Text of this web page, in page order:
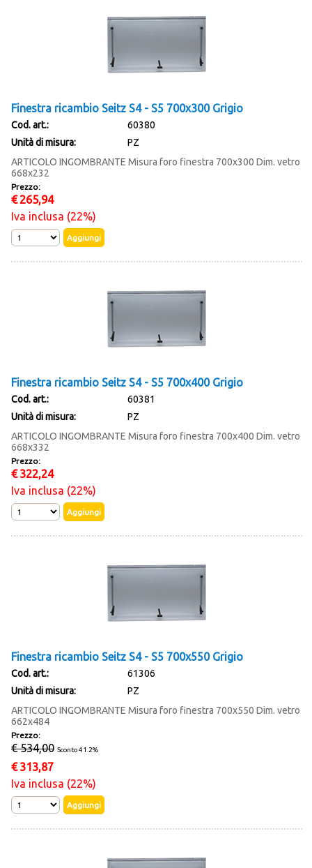
Finestra ricambio Seitz S4 - S5 700x300 Grigio
Cod. art.:
60380
Unità di misura:
PZ
ARTICOLO INGOMBRANTE Misura foro finestra 700x300 Dim. vetro
668x232
Prezzo:
€ 265,94
Iva inclusa (22%)
Finestra ricambio Seitz S4 - S5 700x400 Grigio
Cod. art.:
60381
Unità di misura:
PZ
ARTICOLO INGOMBRANTE Misura foro finestra 700x400 Dim. vetro
668x332
Prezzo:
€ 322,24
Iva inclusa (22%)
Finestra ricambio Seitz S4 - S5 700x550 Grigio
Cod. art.:
61306
Unità di misura:
PZ
ARTICOLO INGOMBRANTE Misura foro finestra 700x550 Dim. vetro
662x484
Prezzo:
€ 534,00 Sconto 41.2%
€ 313,87
Iva inclusa (22%)